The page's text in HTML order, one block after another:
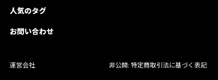
人気のタグ
お問い合わせ
運営会社 非公開: 特定商取引法に基づく表記